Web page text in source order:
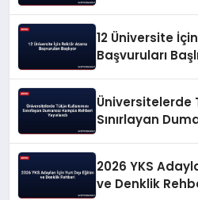
12 Üniversite
Başvuruları
Üniversitelerde
Sınırlayan
2026 YKS
ve Denklik